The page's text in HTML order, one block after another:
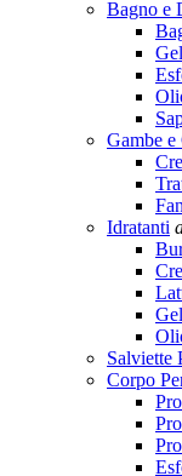
Bagno e
Gambe e
Idratanti
Salviette
Corpo